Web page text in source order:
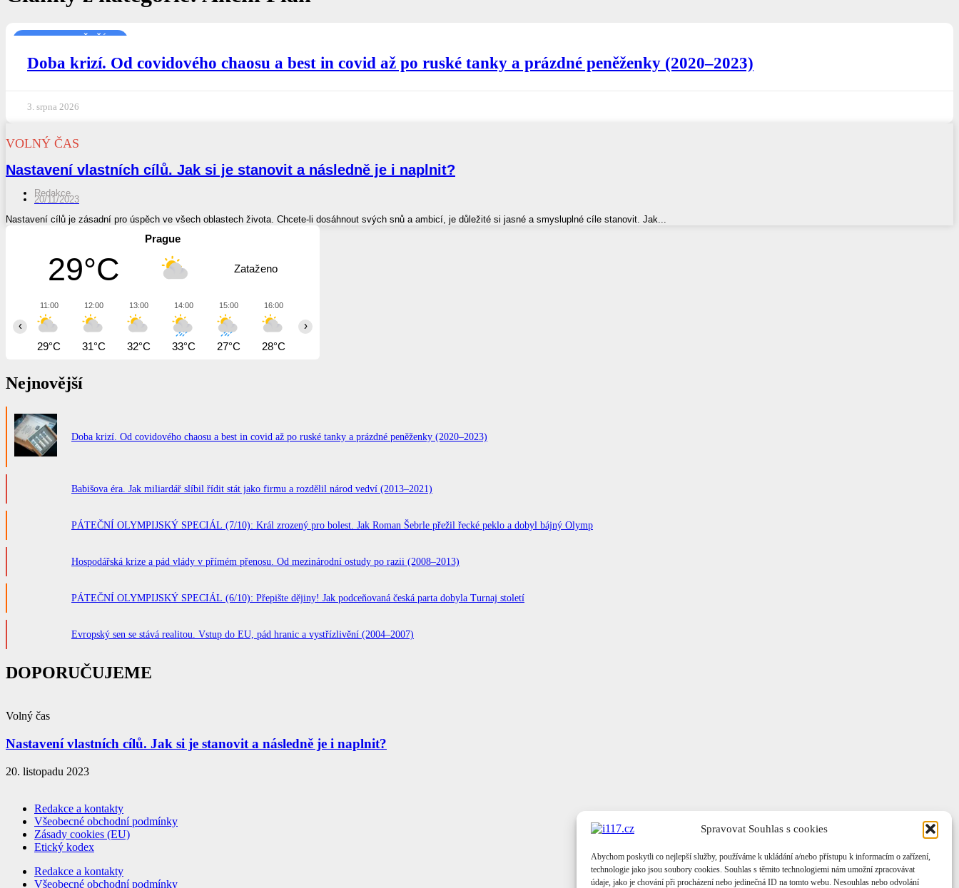
Spravovat Souhlas s cookies
Abychom poskytli co nejlepší služby, používáme k ukládání a/nebo přístupu k informacím o zařízení,
technologie jako jsou soubory cookies. Souhlas s těmito technologiemi nám umožní zpracovávat
údaje, jako je chování při procházení nebo jedinečná ID na tomto webu. Nesouhlas nebo odvolání
NEJNOVĚJŠÍ
Doba krizí. Od covidového chaosu a best in covid až po ruské tanky a prázdné peněženky (2020–2023)
3. srpna 2026
VOLNÝ ČAS
Nastavení vlastních cílů. Jak si je stanovit a následně je i naplnit?
Redakce
20/11/2023
Nastavení cílů je zásadní pro úspěch ve všech oblastech života. Chcete-li dosáhnout svých snů a ambicí, je důležité si jasné a smysluplné cíle stanovit. Jak...
Prague
29°C Zataženo
11:00
29°C
12:00
31°C
13:00
32°C
14:00
33°C
15:00
27°C
16:00
28°C
‹ ›
Nejnovější
Doba krizí. Od covidového chaosu a best in covid až po ruské tanky a prázdné peněženky (2020–2023)
Babišova éra. Jak miliardář slíbil řídit stát jako firmu a rozdělil národ vedví (2013–2021)
PÁTEČNÍ OLYMPIJSKÝ SPECIÁL (7/10): Král zrozený pro bolest. Jak Roman Šebrle přežil řecké peklo a dobyl bájný Olymp
Hospodářská krize a pád vlády v přímém přenosu. Od mezinárodní ostudy po razii (2008–2013)
PÁTEČNÍ OLYMPIJSKÝ SPECIÁL (6/10): Přepište dějiny! Jak podceňovaná česká parta dobyla Turnaj století
Evropský sen se stává realitou. Vstup do EU, pád hranic a vystřízlivění (2004–2007)
DOPORUČUJEME
Volný čas
Nastavení vlastních cílů. Jak si je stanovit a následně je i naplnit?
20. listopadu 2023
Redakce a kontakty
Všeobecné obchodní podmínky
Zásady cookies (EU)
Etický kodex
Redakce a kontakty
Všeobecné obchodní podmínky